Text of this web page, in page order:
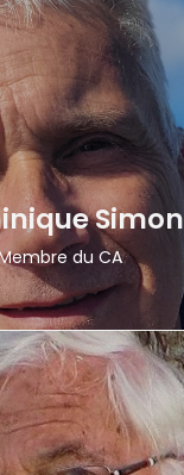
Simon
du CA